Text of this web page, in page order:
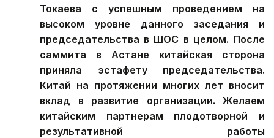
Токаева с успешным проведением на
высоком уровне данного заседания и
председательства в ШОС в целом. После
саммита в Астане китайская сторона
приняла эстафету председательства.
Китай на протяжении многих лет вносит
вклад в развитие организации. Желаем
китайским партнерам плодотворной и
результативной работы